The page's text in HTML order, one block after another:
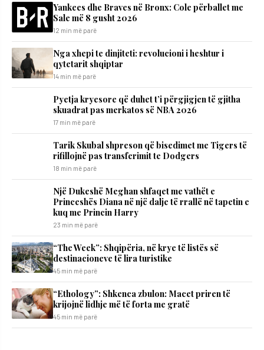
Yankees dhe Braves në Bronx: Cole përballet me
Sale më 8 gusht 2026
12 min më parë
Nga xhepi te dinjiteti: revolucioni i heshtur i
qytetarit shqiptar
14 min më parë
Pyetja kryesore që duhet t’i përgjigjen të gjitha
skuadrat pas merkatos së NBA 2026
17 min më parë
Tarik Skubal shpreson që bisedimet me Tigers të
rifillojnë pas transferimit te Dodgers
18 min më parë
Një Dukeshë Meghan shfaqet me vathët e
Princeshës Diana në një dalje të rrallë në tapetin e
kuq me Princin Harry
23 min më parë
“The Week”: Shqipëria, në krye të listës së
destinacioneve të lira turistike
45 min më parë
“Ethology”: Shkenca zbulon: Macet priren të
krijojnë lidhje më të forta me gratë
45 min më parë